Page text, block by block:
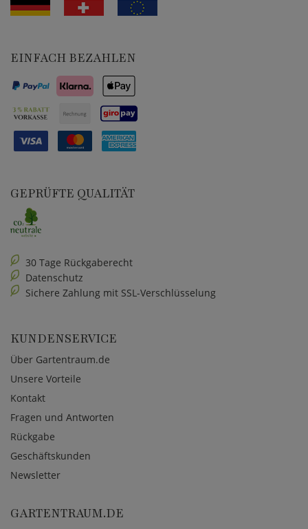
EINFACH BEZAHLEN
GEPRÜFTE QUALITÄT
30 Tage Rückgaberecht
Datenschutz
Sichere Zahlung mit SSL-Verschlüsselung
KUNDENSERVICE
Über Gartentraum.de
Unsere Vorteile
Kontakt
Fragen und Antworten
Rückgabe
Geschäftskunden
Newsletter
GARTENTRAUM.DE